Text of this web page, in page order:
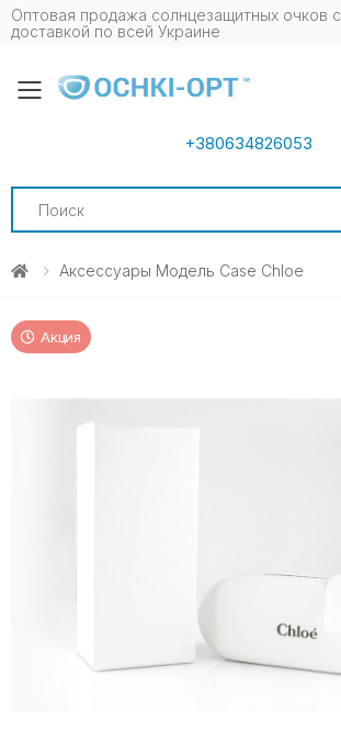
Оптовая продажа солнцезащитных очков c
доставкой по всей Украине
Toggle mobile menu
+380634826053
Search
Аксессуары Модель Case Chloe
Акция